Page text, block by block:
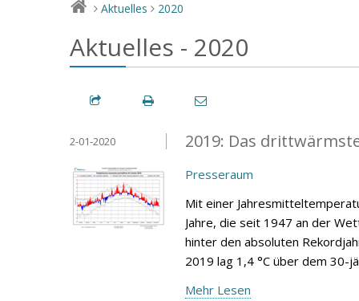
> Aktuelles > 2020
Aktuelles - 2020
2019: Das
2-01-2020
Presseraum
Mit einer
Jahre, die seit 1947 an der
hinter den absoluten
2019 lag 1,4 °C über dem 30-
Mehr Lesen